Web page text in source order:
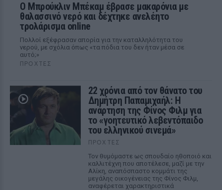
Ο Μπρούκλιν Μπέκαμ έβρασε μακαρόνια με
θαλασσινό νερό και δέχτηκε ανελέητο
τρολάρισμα online
Πολλοί εξέφρασαν απορία για την καταλληλότητα του
νερού, με σχόλια όπως «τα πόδια του δεν ήταν μέσα σε
αυτό;»
ΠΡΟΧΤΈΣ
22 χρόνια από τον θάνατο του
Δημήτρη Παπαμιχαήλ: Η
ανάρτηση της Φίνος Φιλμ για
το «γοητευτικό λεβεντόπαιδο
του ελληνικού σινεμά»
ΠΡΟΧΤΈΣ
Τον θυμόμαστε ως σπουδαίο ηθοποιό και
καλλιτέχνη που αποτέλεσε, μαζί με την
Αλίκη, αναπόσπαστο κομμάτι της
μεγάλης οικογένειας της Φίνος Φιλμ,
αναφέρεται χαρακτηριστικά